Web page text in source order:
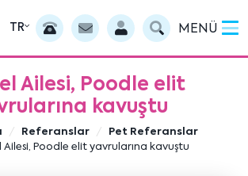
TR MENÜ
Ailesi, Poodle elit
kavuştu
Referanslar
Pet Referanslar
Ailesi, Poodle elit yavrularına kavuştu